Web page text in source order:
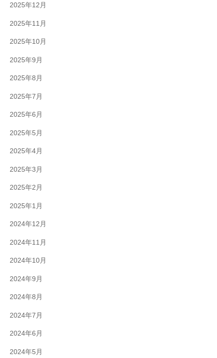
2025年12月
2025年11月
2025年10月
2025年9月
2025年8月
2025年7月
2025年6月
2025年5月
2025年4月
2025年3月
2025年2月
2025年1月
2024年12月
2024年11月
2024年10月
2024年9月
2024年8月
2024年7月
2024年6月
2024年5月